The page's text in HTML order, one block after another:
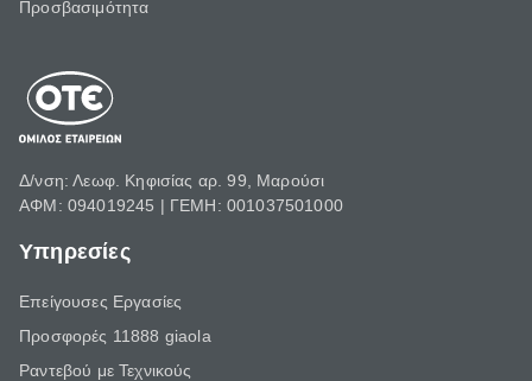
Προσβασιμότητα
Δ/νση: Λεωφ. Κηφισίας αρ. 99, Μαρούσι
ΑΦΜ: 094019245 | ΓΕΜΗ: 001037501000
Υπηρεσίες
Επείγουσες Εργασίες
Προσφορές 11888 giaola
Ραντεβού με Τεχνικούς